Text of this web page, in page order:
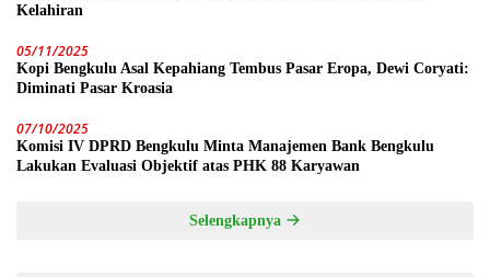
Kelahiran
05/11/2025
Kopi Bengkulu Asal Kepahiang Tembus Pasar Eropa, Dewi Coryati:
Diminati Pasar Kroasia
07/10/2025
Komisi IV DPRD Bengkulu Minta Manajemen Bank Bengkulu
Lakukan Evaluasi Objektif atas PHK 88 Karyawan
Selengkapnya